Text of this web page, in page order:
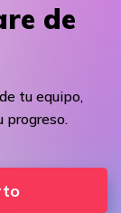
de
tu equipo,
progreso.